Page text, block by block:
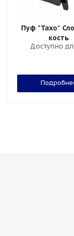
Пуф "Тахо"
кость
Доступно